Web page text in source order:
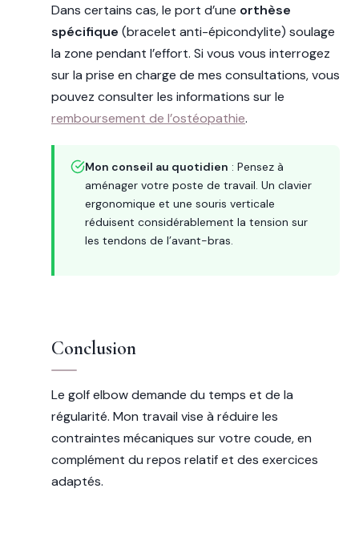
Dans certains cas, le port d’une orthèse
spécifique (bracelet anti-épicondylite) soulage
la zone pendant l’effort. Si vous vous interrogez
sur la prise en charge de mes consultations, vous
pouvez consulter les informations sur le
remboursement de l’ostéopathie.
Mon conseil au quotidien : Pensez à
aménager votre poste de travail. Un clavier
ergonomique et une souris verticale
réduisent considérablement la tension sur
les tendons de l’avant-bras.
Conclusion
Le golf elbow demande du temps et de la
régularité. Mon travail vise à réduire les
contraintes mécaniques sur votre coude, en
complément du repos relatif et des exercices
adaptés.